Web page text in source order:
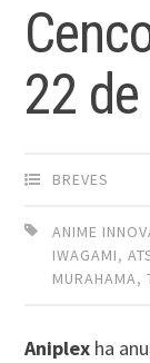
22
BREVES
ANIME
IWAGAMI,
MURAHAMA,
Aniplex ha